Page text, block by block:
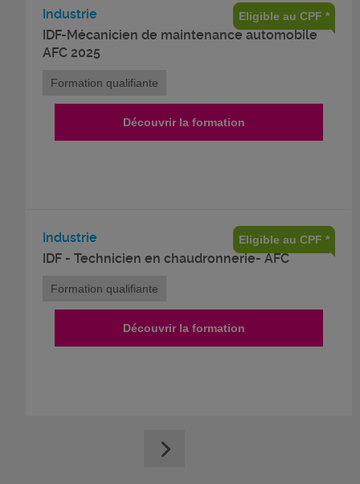
Industrie
IDF-Mécanicien de maintenance automobile
AFC 2025
Eligible au CPF *
Formation qualifiante
Découvrir la formation
Industrie
IDF - Technicien en chaudronnerie- AFC
Eligible au CPF *
Formation qualifiante
Découvrir la formation